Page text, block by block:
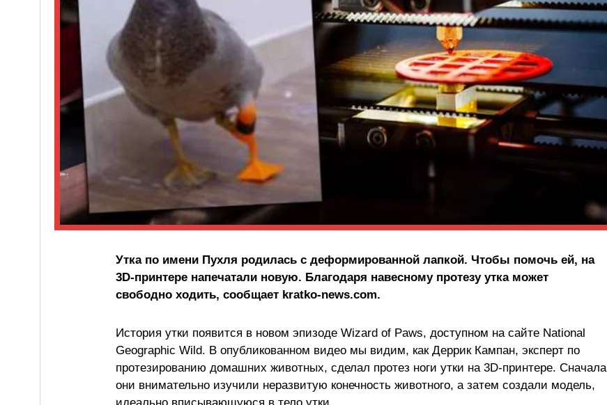
Утка по имени Пухля родилась с деформированной лапкой. Чтобы помочь ей, на
3D-принтере напечатали новую. Благодаря навесному протезу утка может
свободно ходить, сообщает kratko-news.com.
История утки появится в новом эпизоде ​​Wizard of Paws, доступном на сайте National
Geographic Wild. В опубликованном видео мы видим, как Деррик Кампан, эксперт по
протезированию домашних животных, сделал протез ноги утки на 3D-принтере. Сначала
они внимательно изучили неразвитую конечность животного, а затем создали модель,